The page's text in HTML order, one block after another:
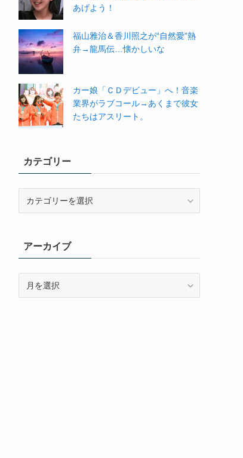
あげよう！
福山雅治＆香川照之が“自然愛”熱
弁→龍馬伝…懐かしいな
カー娘「ＣＤデビュー」へ！音楽
業界がラブコール→あくまで彼女
たちはアスリート。
カテゴリー
ーアーカイブ